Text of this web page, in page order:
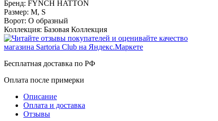
Бренд: FYNCH HATTON
Размер: M, S
Ворот: О образный
Коллекция: Базовая Коллекция
Бесплатная доставка по РФ
Оплата после примерки
Описание
Оплата и доставка
Отзывы